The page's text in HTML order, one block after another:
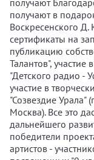
получают
получают в
Воскресенского
сертификаты на
публикацию
Талантов", участие
"Детского радио -
участие в
"Созвездие Урала"
Москва). Все это
дальнейшего
победители
артистов -